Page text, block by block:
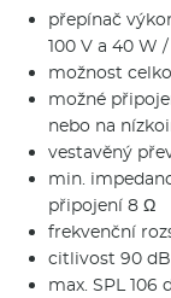
přepínač
100 V a 40 W
možnost
možné
nebo na
vestavěný
min.
připojení 8 Ω
frekvenční
citlivost 90 dB
max. SPL 106